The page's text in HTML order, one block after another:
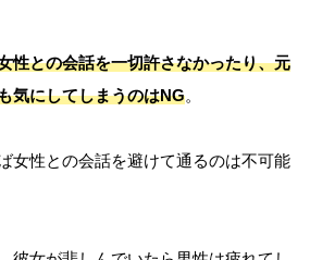
性との会話を一切許さなかったり、元
気にしてしまうのはNG。
女性との会話を避けて通るのは不可能